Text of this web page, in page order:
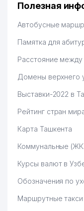
Hamida 03.08.2026
Полезная
Автобусные
Памятка для
Расстояние между
Домены верхнего
Выставки-2022 в
Рейтинг стран
Карта Ташкента
Коммунальные
Курсы валют в
Обозначения по
Маршрутные